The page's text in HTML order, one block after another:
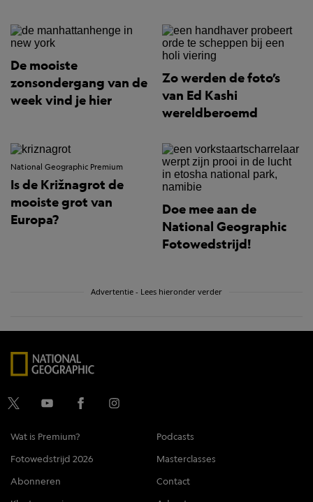
De mooiste
zonsondergang van de
week vind je hier
Zo werden de foto’s
van Ed Kashi
wereldberoemd
National Geographic Premium
Is de Križnagrot de
mooiste grot van
Europa?
Doe mee aan de
National Geographic
Fotowedstrijd!
Advertentie - Lees hieronder verder
Wat is Premium?
Podcasts
Fotowedstrijd 2026
Masterclasses
Abonneren
Contact